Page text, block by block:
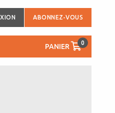
ABONNEZ-VOUS
PANIER 0